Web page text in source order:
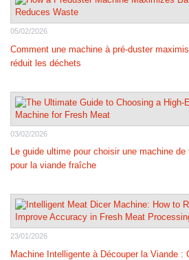
05/02/2026
Comment une machine à pré-duster
réduit les déchets
03/02/2026
Le guide ultime pour choisir une machine
pour la viande fraîche
23/01/2026
Machine Intelligente à Découper la Viande :